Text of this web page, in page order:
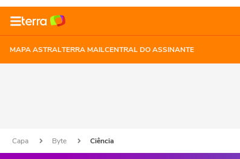
MAPA ASTRALTERRA MAILCENTRAL DO ASSINANTE
Capa Byte Ciência